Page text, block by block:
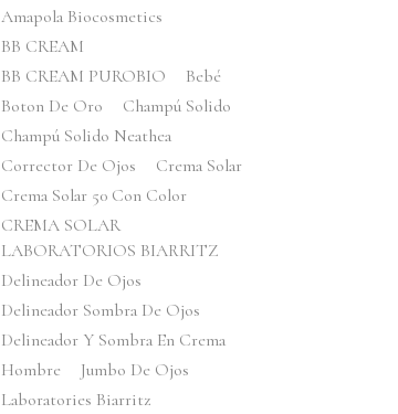
Amapola Biocosmetics
BB CREAM
BB CREAM PUROBIO
Bebé
Boton De Oro
Champú Solido
Champú Solido Neathea
Corrector De Ojos
Crema Solar
Crema Solar 50 Con Color
CREMA SOLAR
LABORATORIOS BIARRITZ
Delineador De Ojos
Delineador Sombra De Ojos
Delineador Y Sombra En Crema
Hombre
Jumbo De Ojos
Laboratories Biarritz